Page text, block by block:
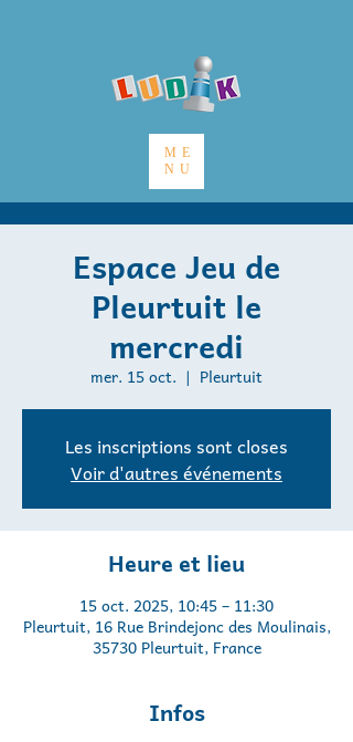
ME
NU
Espace Jeu de
Pleurtuit le
mercredi
mer. 15 oct.
  |
Pleurtuit
Les inscriptions sont closes
Voir d'autres événements
Heure et lieu
15 oct. 2025, 10:45 – 11:30
Pleurtuit, 16 Rue Brindejonc des Moulinais,
35730 Pleurtuit, France
Infos